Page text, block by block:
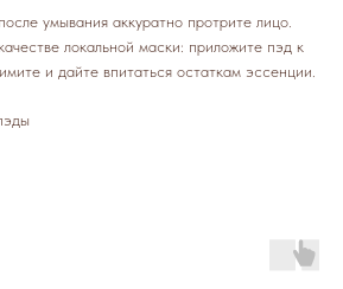
умывания аккуратно протрите лицо.
локальной маски: приложите пэд к
и дайте впитаться остаткам эссенции.